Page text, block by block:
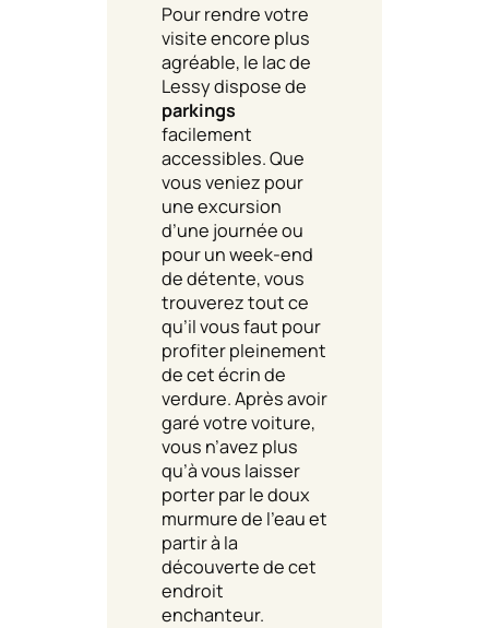
Pour rendre votre
visite encore plus
agréable, le lac de
Lessy dispose de
parkings
facilement
accessibles. Que
vous veniez pour
une excursion
d’une journée ou
pour un week-end
de détente, vous
trouverez tout ce
qu’il vous faut pour
profiter pleinement
de cet écrin de
verdure. Après avoir
garé votre voiture,
vous n’avez plus
qu’à vous laisser
porter par le doux
murmure de l’eau et
partir à la
découverte de cet
endroit
enchanteur.